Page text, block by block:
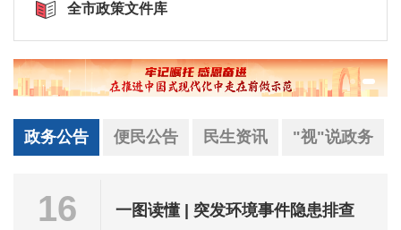
全市政策文件库
政务公告 便民公告 民生资讯 "视"说政务
16 一图读懂 | 突发环境事件隐患排查